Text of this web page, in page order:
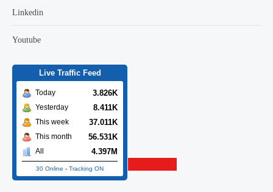
Linkedin
Youtube
Live Traffic Feed
Today 3.826K
Yesterday 8.411K
This week 37.011K
This month 56.531K
All 4.397M
30 Online - Tracking ON